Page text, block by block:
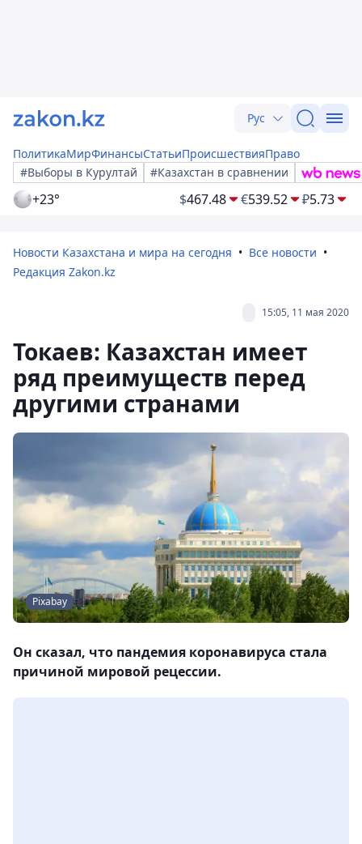
Рус
ПолитикаМирФинансыСтатьиПроисшествияПраво
#Выборы в Курултай
#Казахстан в сравнении
+23° $467.48 €539.52 ₽5.73
Новости Казахстана и мира на сегодня
Все новости
Редакция Zakon.kz
15:05, 11 мая 2020
Токаев: Казахстан имеет
ряд преимуществ перед
другими странами
Pixabay
Он сказал, что пандемия коронавируса стала
причиной мировой рецессии.